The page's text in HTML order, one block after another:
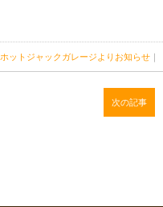
ホットジャックガレージよりお知らせ ｜
次の記事